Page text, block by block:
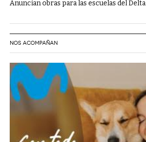
Anuncian obras para las escuelas del Delta
NOS ACOMPAÑAN